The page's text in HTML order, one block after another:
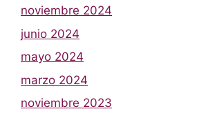
noviembre 2024
junio 2024
mayo 2024
marzo 2024
noviembre 2023